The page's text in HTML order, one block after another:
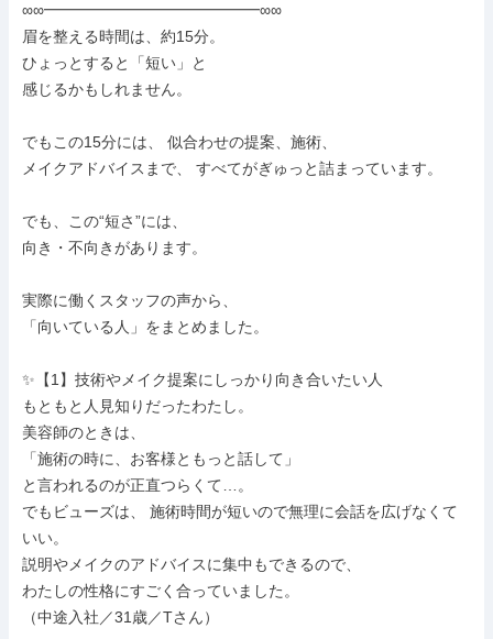
∞∞━━━━━━━━━━━━━━∞∞
眉を整える時間は、約15分。
ひょっとすると「短い」と
感じるかもしれません。
でもこの15分には、 似合わせの提案、施術、
メイクアドバイスまで、 すべてがぎゅっと詰まっています。
でも、この“短さ”には、
向き・不向きがあります。
実際に働くスタッフの声から、
「向いている人」をまとめました。
✨【1】技術やメイク提案にしっかり向き合いたい人
もともと人見知りだったわたし。
美容師のときは、
「施術の時に、お客様ともっと話して」
と言われるのが正直つらくて…。
でもビューズは、 施術時間が短いので無理に会話を広げなくて
いい。
説明やメイクのアドバイスに集中もできるので、
わたしの性格にすごく合っていました。
（中途入社／31歳／Tさん）